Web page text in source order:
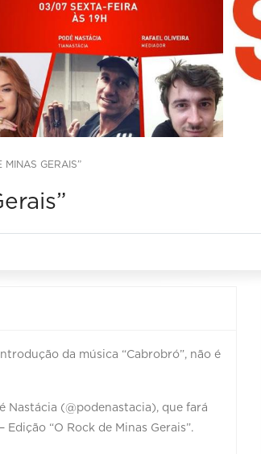
MINAS GERAIS”
da música “Cabrobró”, não é
Nastácia (@podenastacia), que fará
“O Rock de Minas Gerais”.